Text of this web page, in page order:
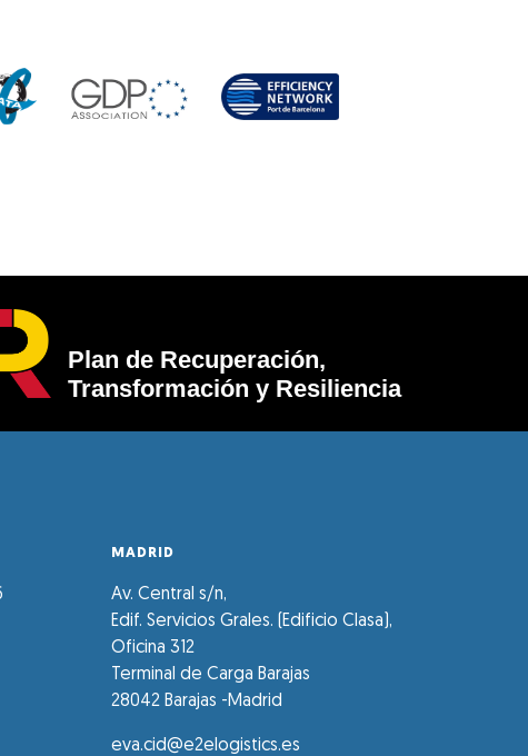
Plan de Recuperación,
Transformación y Resiliencia
MADRID
Av. Central s/n,
Edif. Servicios Grales. (Edificio Clasa),
Oficina 312
Terminal de Carga Barajas
28042 Barajas -Madrid
eva.cid@e2elogistics.es